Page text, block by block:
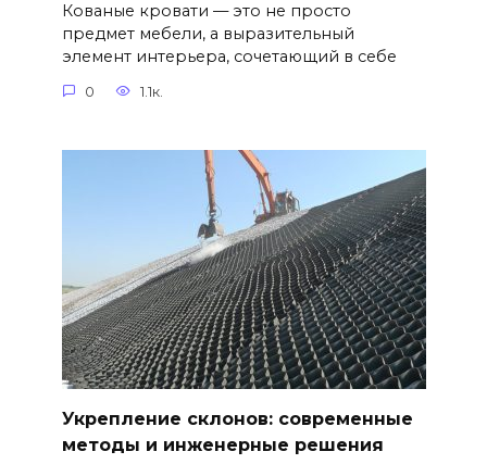
Кованые кровати — это не просто
предмет мебели, а выразительный
элемент интерьера, сочетающий в себе
0 1.1к.
Укрепление склонов: современные
методы и инженерные решения